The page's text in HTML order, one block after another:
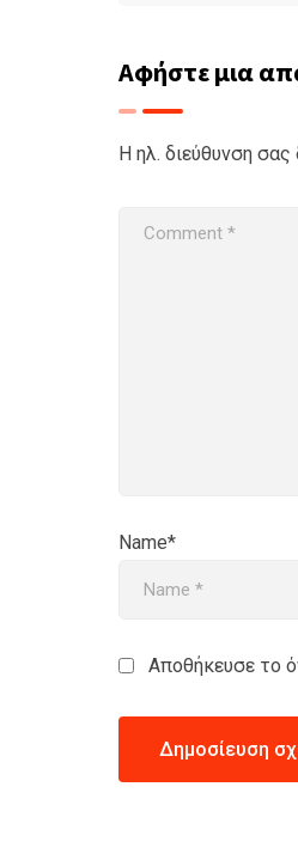
Αφήστε μια
Η ηλ. διεύθυνση σας
Name*
Αποθήκευσε το